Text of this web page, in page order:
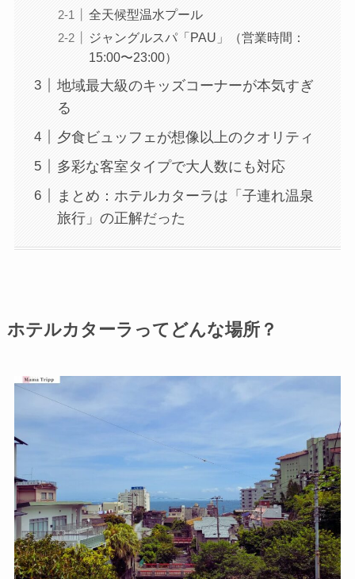
全天候型温水プール
ジャングルスパ「PAU」（営業時間：
15:00〜23:00）
地域最大級のキッズコーナーが本気すぎ
る
夕食ビュッフェが想像以上のクオリティ
多彩な客室タイプで大人数にも対応
まとめ：ホテルカターラは「子連れ温泉
旅行」の正解だった
ホテルカターラってどんな場所？